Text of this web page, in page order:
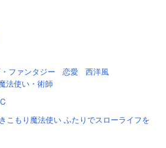
ファンタジー 恋愛
西洋風
法使い・術師
こもり魔法使い ふたりでスローライフを